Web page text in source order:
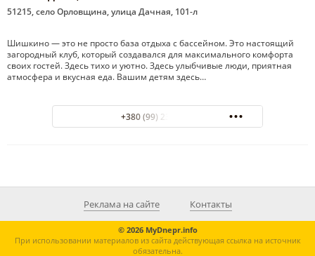
51215, село Орловщина, улица Дачная, 101-л
Шишкино — это не просто база отдыха с бассейном. Это настоящий
загородный клуб, который создавался для максимального комфорта
своих гостей. Здесь тихо и уютно. Здесь улыбчивые люди, приятная
атмосфера и вкусная еда. Вашим детям здесь…
+380 (99) 2319302
Реклама на сайте Контакты
© 2026 MyDnepr.info
При использовании материалов из сайта действующая ссылка на источник
обязательна.